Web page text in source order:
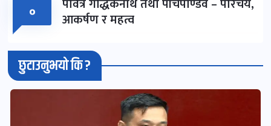
०
पवित्र गोद्धकनाथ तथा पाँचपाण्डव – परिचय,
आकर्षण र महत्व
छुटाउनुभयो कि ?